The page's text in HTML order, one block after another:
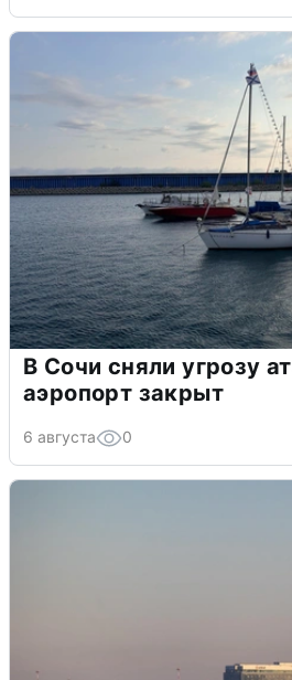
В Сочи сняли угрозу
аэропорт закрыт
6 августа 0